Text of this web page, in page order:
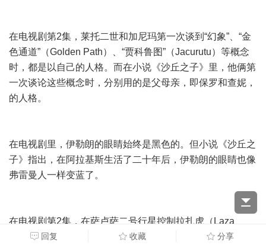
在电视剧第2集，莱托二世和加尼玛第一次谈到“幻象”、“金
色通道”（Golden Path）、“贾科鲁图”（Jacurutu）等概念
时，都是以自己的人格。而在小说《沙丘之子》里，他俩第
一次谈论这些概念时，分别用的是父母亲，即保罗和查妮，
的人格。
在电视剧里，伊勒朗的眼睛始终是黑色的。但小说《沙丘之
子》指出，在阿拉基斯生活了二十年后，伊勒朗的眼睛也像
弗雷曼人一样变蓝了。
在电视剧第2集，在萨卢萨二号行星控制拉扎虎（Laza
tiger）的是弗雷曼人帕利姆巴沙（Palimbasha）。在小说
回复 收藏 分享